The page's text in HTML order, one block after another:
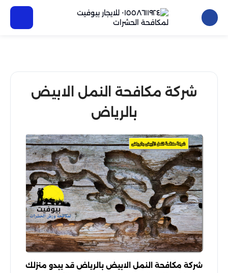
شركة مكافحة النمل الابيض
بالرياض
شركة مكافحة النمل الابيض بالرياض قد يبدو منزلك